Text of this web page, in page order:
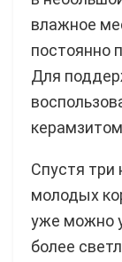
влажное
постоянно
Для
Спустя три
молодых
уже можно
более